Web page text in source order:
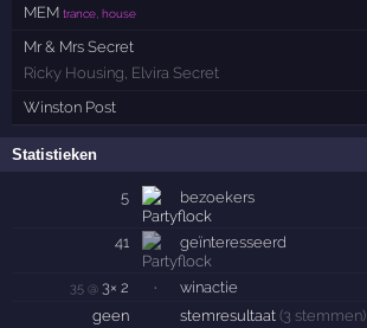
MEM trance, house
Mr & Mrs Secret
Ricky Housing Elvira Secret
Winston Post
Statistieken
5 bezoekers
41 geïnteresseerd
35 @ 3× 2 ·
winactie
geen
stemresultaat(3 stemmen)